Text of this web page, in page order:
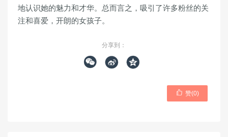
地认识她的魅力和才华。总而言之，吸引了许多粉丝的关
注和喜爱，开朗的女孩子。
分享到：
  
 赞(0)